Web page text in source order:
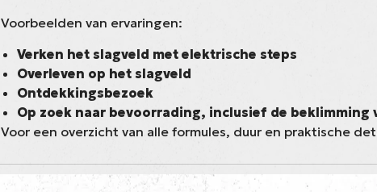
Voorbeelden van ervaringen:
Verken het slagveld met elektrische steps
Overleven op het slagveld
Ontdekkingsbezoek
Op zoek naar bevoorrading, inclusief de beklimming
Voor een overzicht van alle formules, duur en praktische